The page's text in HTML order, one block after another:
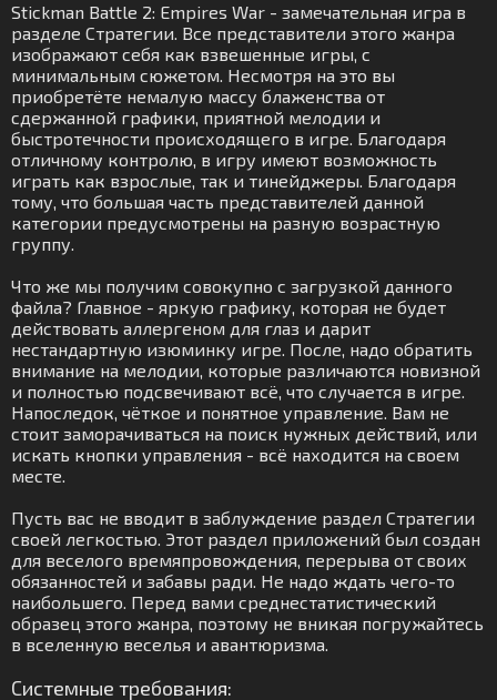
Stickman Battle 2: Empires War - замечательная игра в
разделе Стратегии. Все представители этого жанра
изображают себя как взвешенные игры, с
минимальным сюжетом. Несмотря на это вы
приобретёте немалую массу блаженства от
сдержанной графики, приятной мелодии и
быстротечности происходящего в игре. Благодаря
отличному контролю, в игру имеют возможность
играть как взрослые, так и тинейджеры. Благодаря
тому, что большая часть представителей данной
категории предусмотрены на разную возрастную
группу.
Что же мы получим совокупно с загрузкой данного
файла? Главное - яркую графику, которая не будет
действовать аллергеном для глаз и дарит
нестандартную изюминку игре. После, надо обратить
внимание на мелодии, которые различаются новизной
и полностью подсвечивают всё, что случается в игре.
Напоследок, чёткое и понятное управление. Вам не
стоит заморачиваться на поиск нужных действий, или
искать кнопки управления - всё находится на своем
месте.
Пусть вас не вводит в заблуждение раздел Стратегии
своей легкостью. Этот раздел приложений был создан
для веселого времяпровождения, перерыва от своих
обязанностей и забавы ради. Не надо ждать чего-то
наибольшего. Перед вами среднестатистический
образец этого жанра, поэтому не вникая погружайтесь
в вселенную веселья и авантюризма.
Системные требования: